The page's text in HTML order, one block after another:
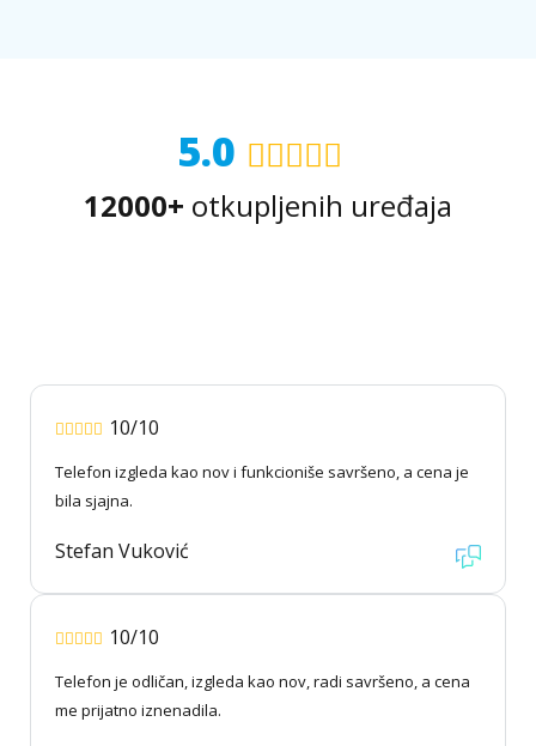
5.0
12000+ otkupljenih uređaja
10/10
Telefon izgleda kao nov i funkcioniše savršeno, a cena je
bila sjajna.
Stefan Vuković
10/10
Telefon je odličan, izgleda kao nov, radi savršeno, a cena
me prijatno iznenadila.